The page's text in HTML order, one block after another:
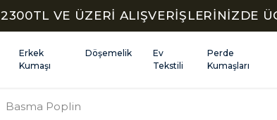
2300TL VE ÜZERİ ALIŞVERİŞLERİNİZDE
Erkek
Kumaşı
Döşemelik
Ev
Tekstili
Perde
Kumaşları
Basma Poplin